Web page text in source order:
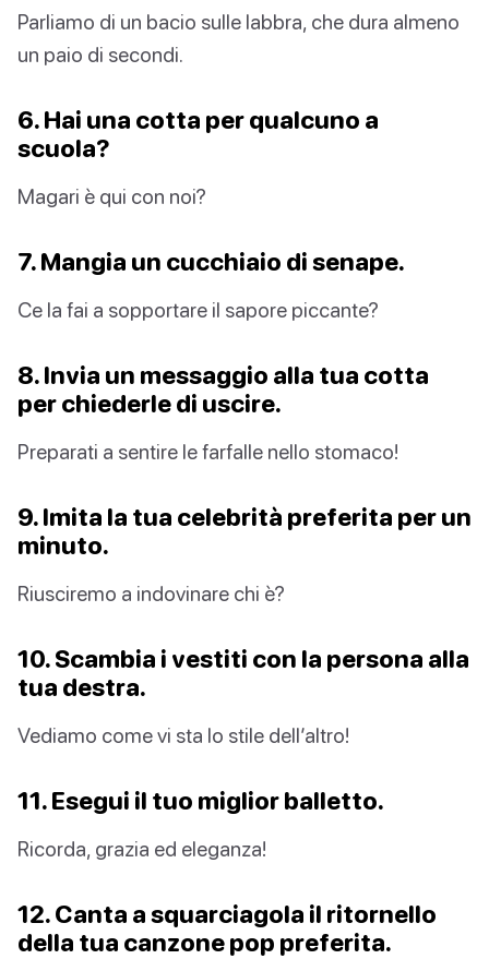
Parliamo di un bacio sulle labbra, che dura almeno
un paio di secondi.
6. Hai una cotta per qualcuno a
scuola?
Magari è qui con noi?
7. Mangia un cucchiaio di senape.
Ce la fai a sopportare il sapore piccante?
8. Invia un messaggio alla tua cotta
per chiederle di uscire.
Preparati a sentire le farfalle nello stomaco!
9. Imita la tua celebrità preferita per un
minuto.
Riusciremo a indovinare chi è?
10. Scambia i vestiti con la persona alla
tua destra.
Vediamo come vi sta lo stile dell’altro!
11. Esegui il tuo miglior balletto.
Ricorda, grazia ed eleganza!
12. Canta a squarciagola il ritornello
della tua canzone pop preferita.